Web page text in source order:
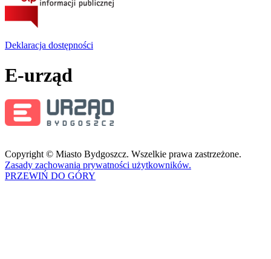
Deklaracja dostępności
E-urząd
Copyright © Miasto Bydgoszcz. Wszelkie prawa zastrzeżone.
Zasady zachowania prywatności użytkowników.
PRZEWIŃ DO GÓRY